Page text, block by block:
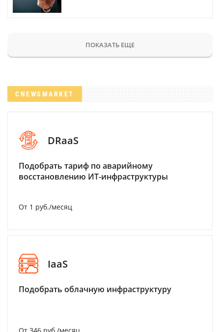
ПОКАЗАТЬ ЕЩЕ
CNEWSMARKET
DRaaS
Подобрать тариф по аварийному
восстановлению ИТ-инфраструктуры
От 1 руб./месяц
IaaS
Подобрать облачную инфраструктуру